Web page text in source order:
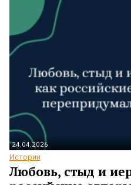
24.04.2026
Истории
Любовь, стыд и